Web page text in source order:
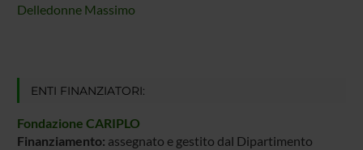
Delledonne Massimo
ENTI FINANZIATORI:
Fondazione CARIPLO
Finanziamento: assegnato e gestito dal Dipartimento